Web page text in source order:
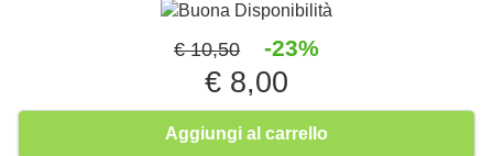
Buona Disponibilità
€ 10,50 -23%
€ 8,00
Aggiungi al carrello